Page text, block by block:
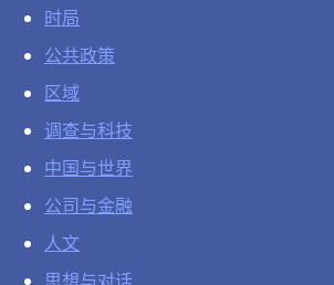
时局
公共政策
区域
调查与科技
中国与世界
公司与金融
人文